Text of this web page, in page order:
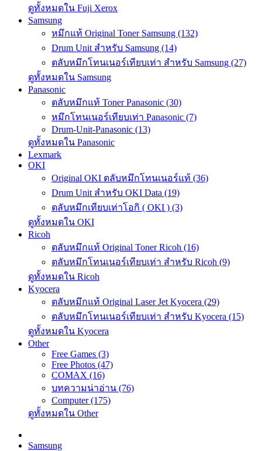
ดูทั้งหมดใน Fuji Xerox
Samsung
หมึกแท้ Original Toner Samsung (132)
Drum Unit สำหรับ Samsung (14)
ตลับหมึกโทนเนอร์เทียบเท่า สำหรับ Samsung (27)
ดูทั้งหมดใน Samsung
Panasonic
ตลับหมึกแท้ Toner Panasonic (30)
หมึกโทนเนอร์เทียบเท่า Panasonic (7)
Drum-Unit-Panasonic (13)
ดูทั้งหมดใน Panasonic
Lexmark
OKI
Original OKI ตลับหมึกโทนเนอร์แท้ (36)
Drum Unit สำหรับ OKI Data (19)
ตลับหมึกเทียบเท่าโอกิ ( OKI ) (3)
ดูทั้งหมดใน OKI
Ricoh
ตลับหมึกแท้ Original Toner Ricoh (16)
ตลับหมึกโทนเนอร์เทียบเท่า สำหรับ Ricoh (9)
ดูทั้งหมดใน Ricoh
Kyocera
ตลับหมึกแท้ Original Laser Jet Kyocera (29)
ตลับหมึกโทนเนอร์เทียบเท่า สำหรับ Kyocera (15)
ดูทั้งหมดใน Kyocera
Other
Free Games (3)
Free Photos (47)
COMAX (16)
บทความน่าอ่าน (76)
Computer (175)
ดูทั้งหมดใน Other
Samsung